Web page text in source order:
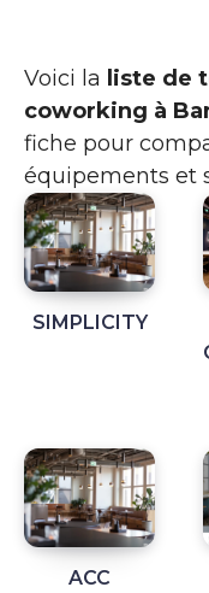
Voici la liste de
coworking à
fiche pour
équipements et
SIMPLICITY
ACC